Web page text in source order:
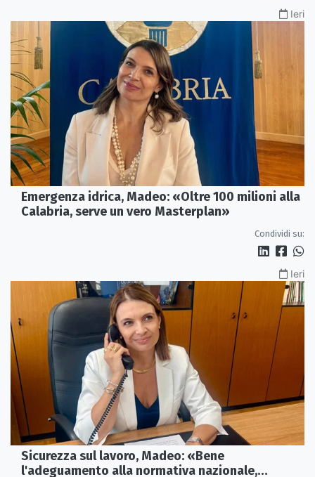
Ieri
Emergenza idrica, Madeo: «Oltre 100 milioni alla
Calabria, serve un vero Masterplan»
Condividi su:
Ieri
Sicurezza sul lavoro, Madeo: «Bene
l'adeguamento alla normativa nazionale,